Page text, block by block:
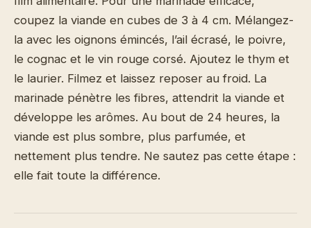
coupez la viande en cubes de 3 à 4 cm. Mélangez-
la avec les oignons émincés, l’ail écrasé, le poivre,
le cognac et le vin rouge corsé. Ajoutez le thym et
le laurier. Filmez et laissez reposer au froid. La
marinade pénètre les fibres, attendrit la viande et
développe les arômes. Au bout de 24 heures, la
viande est plus sombre, plus parfumée, et
nettement plus tendre. Ne sautez pas cette étape :
elle fait toute la différence.